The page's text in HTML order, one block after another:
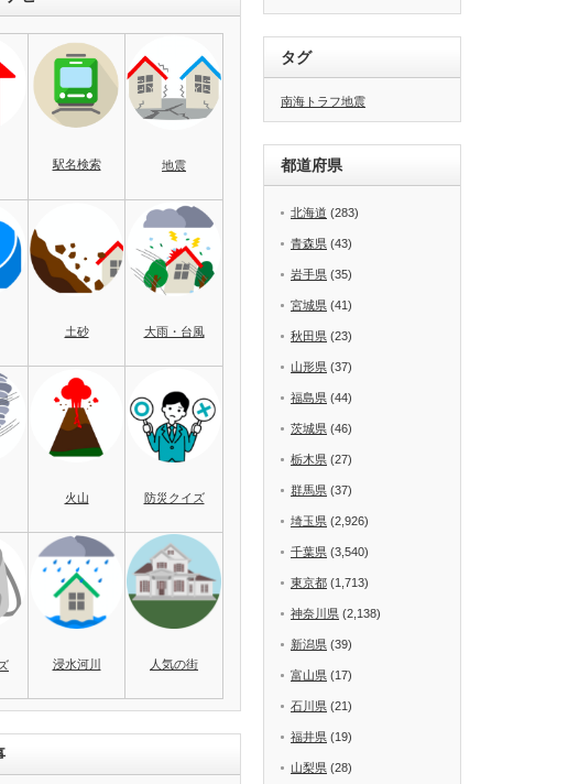
駅名検索 地震
土砂 大雨・台風
火山 防災クイズ
浸水河川 人気の街
タグ
南海トラフ地震
都道府県
北海道 (283)
青森県 (43)
岩手県 (35)
宮城県 (41)
秋田県 (23)
山形県 (37)
福島県 (44)
茨城県 (46)
栃木県 (27)
群馬県 (37)
埼玉県 (2,926)
千葉県 (3,540)
東京都 (1,713)
神奈川県 (2,138)
新潟県 (39)
富山県 (17)
石川県 (21)
福井県 (19)
山梨県 (28)